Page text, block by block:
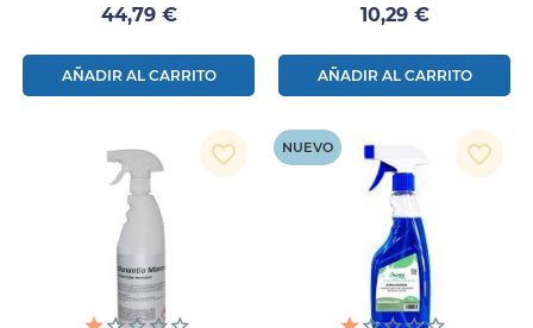
Precio
44,79 €
AÑADIR AL CARRITO
Precio
10,29 €
AÑADIR AL CARRITO
favorite_border NUEVO favorite_border